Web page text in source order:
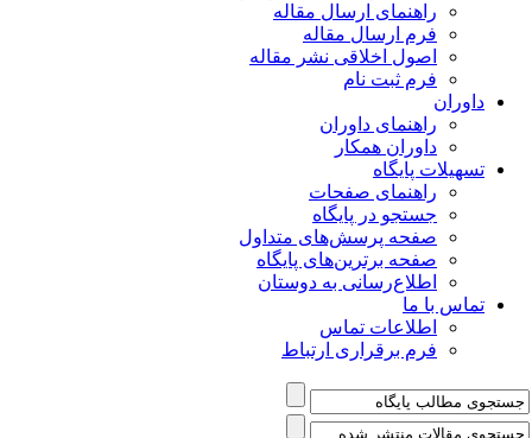
راهنمای ارسال مقاله
فرم ارسال مقاله
اصول اخلاقی نشر مقاله
فرم ثبت نام
داوران
راهنمای داوران
داوران همکار
تسهیلات پایگاه
راهنمای صفحات
جستجو در پایگاه
صفحه پرسش‌های متداول
صفحه برترین‌های پایگاه
اطلاع‌رسانی به دوستان
تماس با ما
اطلاعات تماس
فرم برقراری ارتباط